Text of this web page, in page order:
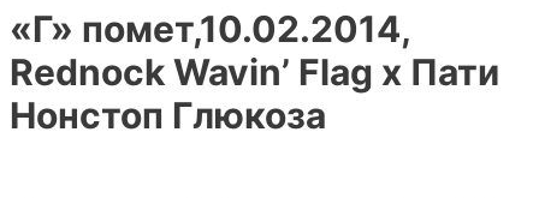
«Г» помет,10.02.2014,
Rednock Wavin’ Flag x Пати
Нонстоп Глюкоза